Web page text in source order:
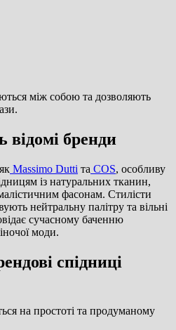
між собою та дозволяють
бренди
Massimo Dutti та COS, особливу
із натуральних тканин,
фасонам. Стилісти
нейтральну палітру та вільні
сучасному баченню
моди.
спідниці
на простоті та продуманому